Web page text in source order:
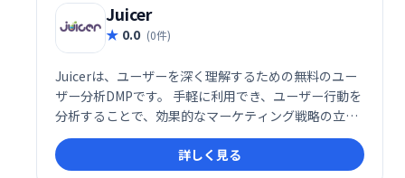
Juicer
0.0 (0件)
Juicerは、ユーザーを深く理解するための無料のユー
ザー分析DMPです。 手軽に利用でき、ユーザー行動を
分析することで、効果的なマーケティング戦略の立案
に役立ちます。 無料プランで提供されるため、初期費
用をかけずにユーザー分析を始められます。
詳しく見る